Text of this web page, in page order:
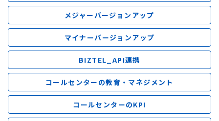
メジャーバージョンアップ
マイナーバージョンアップ
BIZTEL_API連携
コールセンターの教育・マネジメント
コールセンターのKPI